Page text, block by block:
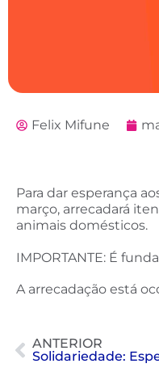
Felix Mifune
Para dar esperança
março, arrecadará
animais domésticos.
IMPORTANTE: É
A arrecadação está
ANTERIOR
Solidariedade: